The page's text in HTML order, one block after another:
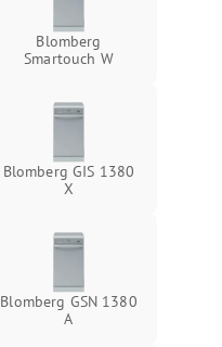
Blomberg
Smartouch W
Blomberg GIS 1380
X
Blomberg GSN 1380
A